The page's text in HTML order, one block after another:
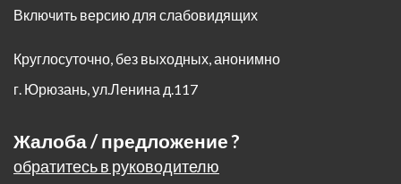
Включить версию для слабовидящих
Круглосуточно, без выходных, анонимно
г. Юрюзань,ул.Ленина д.117
Жалоба / предложение ?
обратитесь в руководителю